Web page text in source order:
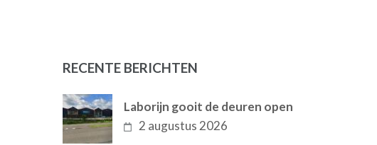
RECENTE BERICHTEN
Laborijn gooit de deuren open
2 augustus 2026